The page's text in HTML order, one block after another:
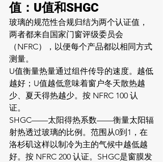
值：U值和SHGC
玻璃的规范性合规归结为两个认证值，
两者都来自国家门窗评级委员会
（NFRC），以便每个产品都以相同方式
测量。
U值衡量热量通过组件传导的速度。越低
越好；U值越低意味着窗户冬天散热越
少、夏天得热越少。按 NFRC 100 认
证。
SHGC——太阳得热系数——衡量太阳辐
射热透过玻璃的比例。范围从0到1，在
洛杉矶这样以制冷为主的气候中越低越
好。按 NFRC 200 认证。SHGC是窗膜发